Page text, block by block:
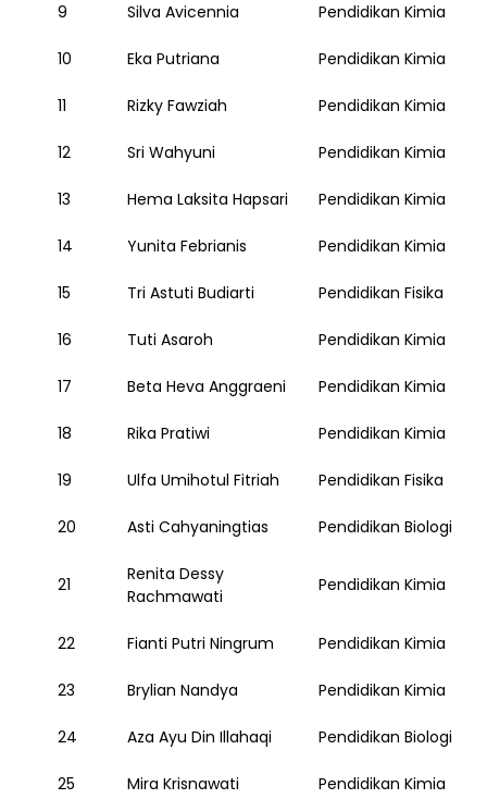
b
e
h
c
e
a
e
y
9 Silva Avicennia Pendidikan Kimia
10 Eka Putriana Pendidikan Kimia
11 Rizky Fawziah Pendidikan Kimia
12 Sri Wahyuni Pendidikan Kimia
13 Hema Laksita Hapsari Pendidikan Kimia
14 Yunita Febrianis Pendidikan Kimia
15 Tri Astuti Budiarti Pendidikan Fisika
16 Tuti Asaroh Pendidikan Kimia
17 Beta Heva Anggraeni Pendidikan Kimia
18 Rika Pratiwi Pendidikan Kimia
19 Ulfa Umihotul Fitriah Pendidikan Fisika
20 Asti Cahyaningtias Pendidikan Biologi
21
Renita Dessy
Rachmawati
Pendidikan Kimia
22 Fianti Putri Ningrum Pendidikan Kimia
23 Brylian Nandya Pendidikan Kimia
24 Aza Ayu Din Illahaqi Pendidikan Biologi
25 Mira Krisnawati Pendidikan Kimia